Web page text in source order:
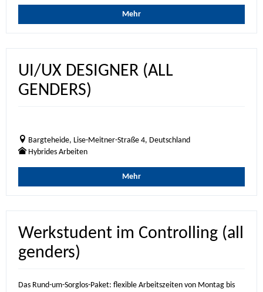
Mehr
UI/UX DESIGNER (ALL
GENDERS)
Bargteheide, Lise-Meitner-Straße 4, Deutschland
Hybrides Arbeiten
Mehr
Werkstudent im Controlling (all
genders)
Das Rund-um-Sorglos-Paket: flexible Arbeitszeiten von Montag bis